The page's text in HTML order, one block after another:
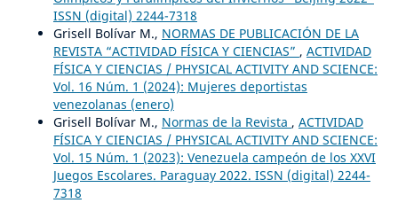
ISSN (digital) 2244-7318
Grisell Bolívar M., NORMAS DE PUBLICACIÓN DE LA
REVISTA “ACTIVIDAD FÍSICA Y CIENCIAS” , ACTIVIDAD
FÍSICA Y CIENCIAS / PHYSICAL ACTIVITY AND SCIENCE:
Vol. 16 Núm. 1 (2024): Mujeres deportistas
venezolanas (enero)
Grisell Bolívar M., Normas de la Revista , ACTIVIDAD
FÍSICA Y CIENCIAS / PHYSICAL ACTIVITY AND SCIENCE:
Vol. 15 Núm. 1 (2023): Venezuela campeón de los XXVI
Juegos Escolares. Paraguay 2022. ISSN (digital) 2244-
7318